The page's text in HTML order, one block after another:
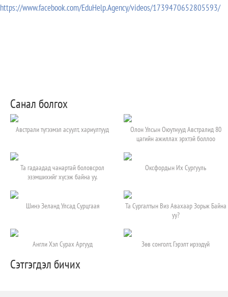
https://www.facebook.com/EduHelp.Agency/videos/1739470652805593/
Санал болгох
Австрали түгээмэл асуулт, хариултууд
Олон Улсын Оюутнууд Австралид 80
цагийн ажиллах эрхтэй боллоо
Та гадаадад чанартай боловсрол
эзэмшихийг хүсэж байна уу.
Оксфордын Их Сургууль
Шинэ Зеланд Улсад Сурцгаая
Та Сургалтын Виз Авахаар Зорьж Байна
уу?
Англи Хэл Сурах Аргууд Зөв сонголт, Гэрэлт ирээдүй
Сэтгэгдэл бичих